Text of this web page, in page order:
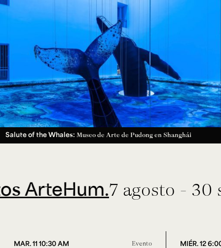
Salute of the Whales: Museo de Arte de Pudong en Shanghái
7 agosto - 30
MAR. 11 10:30 AM Evento MIÉR. 12